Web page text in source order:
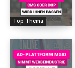
Top Thema